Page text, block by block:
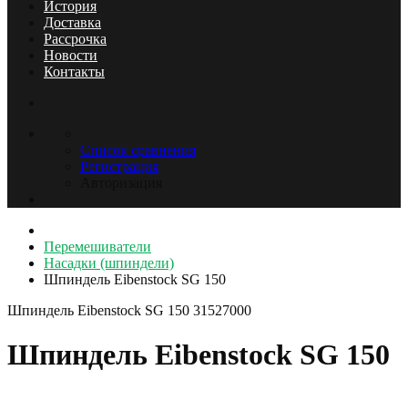
История
Доставка
Рассрочка
Новости
Контакты
Список сравнения
Регистрация
Перемешиватели
Насадки (шпиндели)
Шпиндель Eibenstock SG 150
Шпиндель Eibenstock SG 150 31527000
Шпиндель Eibenstock SG 150